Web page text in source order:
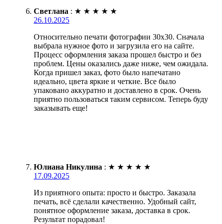
Светлана : ★ ★ ★ ★ ★
26.10.2025
Относительно печати фотографии 30х30. Сначала
выбрала нужное фото и загрузила его на сайте.
Процесс оформления заказа прошел быстро и без
проблем. Цены оказались даже ниже, чем ожидала.
Когда пришел заказ, фото было напечатано
идеально, цвета яркие и четкие. Все было
упаковано аккуратно и доставлено в срок. Очень
приятно пользоваться таким сервисом. Теперь буду
заказывать еще!
Юлиана Никулина : ★ ★ ★ ★ ★
17.09.2025
Из приятного опыта: просто и быстро. Заказала
печать, всё сделали качественно. Удобный сайт,
понятное оформление заказа, доставка в срок.
Результат порадовал!